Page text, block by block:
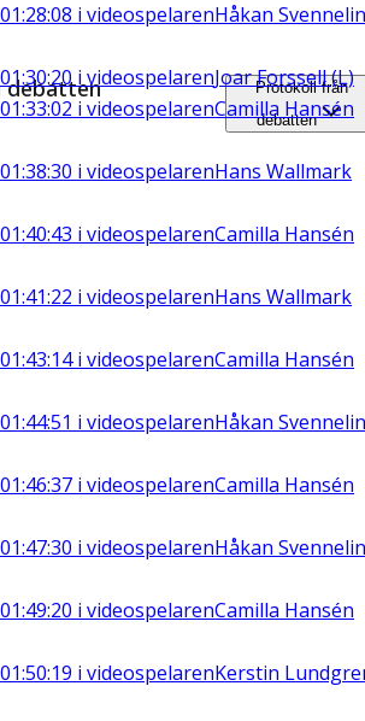
01:28:08 i videospelarenHåkan
01:30:20 i videospelarenJoar Forssell (L)
01:33:02 i videospelarenCamilla Hansén
01:38:30 i videospelarenHans Wallmark
01:40:43 i videospelarenCamilla Hansén
01:41:22 i videospelarenHans Wallmark
01:43:14i videospelarenCamilla Hansén
01:44:51 i videospelarenHåkan
01:46:37 i videospelarenCamilla Hansén
01:47:30 i videospelarenHåkan
01:49:20 i videospelarenCamilla Hansén
01:50:19 i videospelarenKerstin
debatten
Protokoll från
debatten